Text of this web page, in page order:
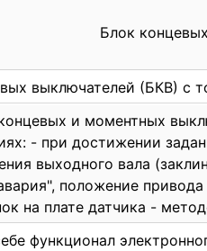
Блок
выключателей (БКВ) с
и моментных
- при достижении
выходного вала
положение
на плате датчика -
функционал